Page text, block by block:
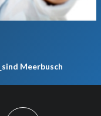
sind Meerbusch